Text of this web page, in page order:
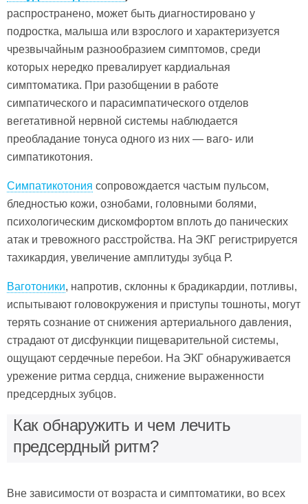
распространено, может быть диагностировано у
подростка, малыша или взрослого и характеризуется
чрезвычайным разнообразием симптомов, среди
которых нередко превалирует кардиальная
симптоматика. При разобщении в работе
симпатического и парасимпатического отделов
вегетативной нервной системы наблюдается
преобладание тонуса одного из них — ваго- или
симпатикотония.
Симпатикотония сопровождается частым пульсом,
бледностью кожи, ознобами, головными болями,
психологическим дискомфортом вплоть до панических
атак и тревожного расстройства. На ЭКГ регистрируется
тахикардия, увеличение амплитуды зубца Р.
Ваготоники, напротив, склонны к брадикардии, потливы,
испытывают головокружения и приступы тошноты, могут
терять сознание от снижения артериального давления,
страдают от дисфункции пищеварительной системы,
ощущают сердечные перебои. На ЭКГ обнаруживается
урежение ритма сердца, снижение выраженности
предсердных зубцов.
Как обнаружить и чем лечить
предсердный ритм?
Вне зависимости от возраста и симптоматики, во всех